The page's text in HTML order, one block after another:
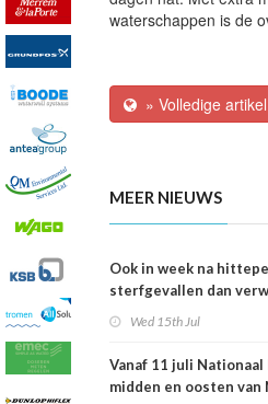
waterschappen is de
» Volledige artikel
MEER NIEUWS
Ook in week na
sterfgevallen dan
Wed 15th Jul
Vanaf 11 juli
midden en oosten van